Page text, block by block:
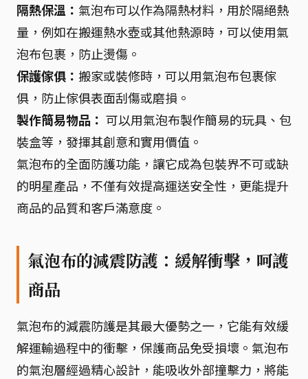
隔熱保溫： 氣泡布可以作為隔熱材料，用於隔絕熱
量，例如在搬運熱水壺或其他熱源時，可以使用氣
泡布包裹，防止燙傷。
保護傢俱： 搬家或裝修時，可以用氣泡布包裹傢
俱，防止傢俱表面刮傷或磨損。
製作簡易物品： 可以用氣泡布製作簡易的玩具、包
裝盒等，發揮其創意和實用價值。
氣泡布的全面防護功能，讓它成為包裝界不可或缺
的明星產品，不僅有效提高運送安全性，更能提升
商品的品質和客戶滿意度。
氣泡布的減震防護：緩解衝擊，呵護
商品
氣泡布的減震防護是其最大優勢之一，它能有效緩
解運輸過程中的衝擊，保護商品免受損壞。氣泡布
的氣泡層經過精心設計，能吸收外部撞擊力，將能